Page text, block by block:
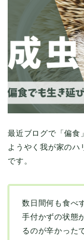
最近ブログで「偏食
ようやく我が家のハ
です。
数日間何も食べ
手付かずの状態
るのが辛かった